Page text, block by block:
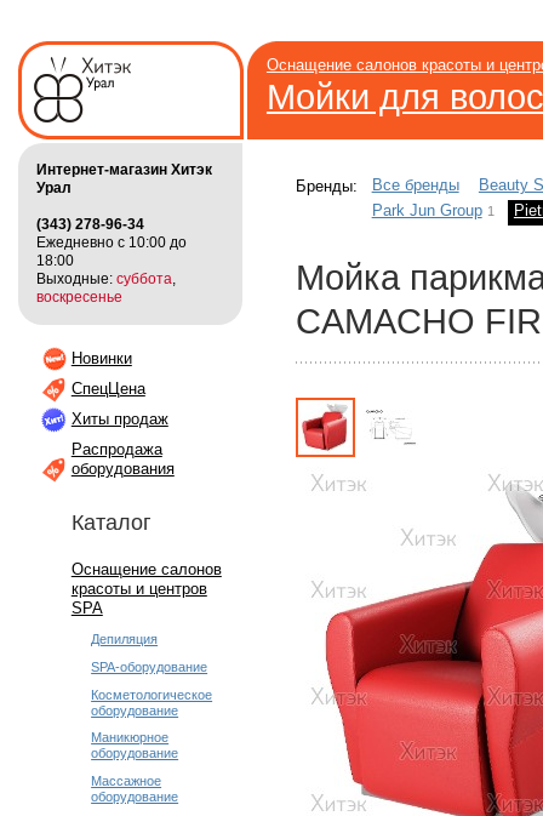
Оснащение салонов красоты и
Мойки для волос
Интернет-магазин Хитэк
Урал
(343) 278-96-34
Ежедневно с 10:00 до
18:00
Выходные: суббота
воскресенье
Новинки
СпецЦена
Хиты продаж
Распродажа
оборудования
Каталог
Оснащение салонов
красоты и центров
SPA
Депиляция
SPA-оборудование
Косметологическое
оборудование
Маникюрное
оборудование
Массажное
оборудование
Бренды: Все бренды
Beauty
Park Jun Group 1
Мойка
CAMACHO